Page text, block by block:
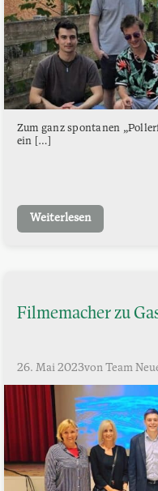
Zum ganz spontanen
ein […]
Weiterlesen
Filmemacher zu
26. Mai 2023von Team